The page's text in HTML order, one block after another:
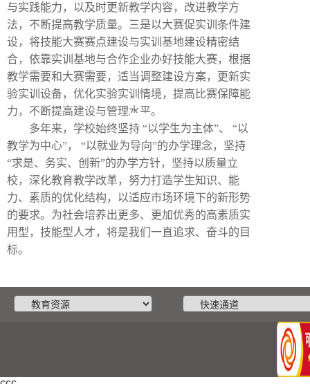
与实践能力，以及时更新教学内容，改进教学方
法，不断提高教学质量。三是以大赛促实训条件建
设，将技能大赛赛点建设与实训基地建设精密结
合，依靠实训基地与合作企业办好技能大赛，根据
教学需要和大赛需要，适当调整建设方案，更新实
验实训设备，优化实验实训情境，提高比赛保障能
力，不断提高建设与管理水平。
多年来，学校始终坚持 “以学生为主体”、
“以
教学为中心”，
“以就业为导向”的办学理念，坚持
“求是、务实、创新”的办学方针，坚持以质量立
校，深化教育教学改革，努力打造学生知识、能
力、素质的优化结构，以适应市场环境下的新形势
的要求。为社会培养出更多、更加优秀的高素质实
用型，技能型人才，将是我们一直追求、奋斗的目
标。